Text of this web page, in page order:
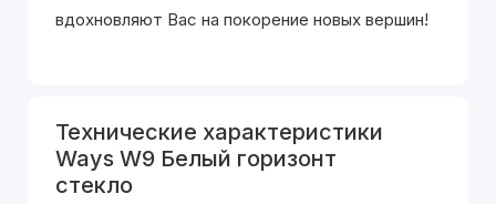
вдохновляют Вас на покорение новых вершин!
Технические характеристики
Ways W9 Белый горизонт
стекло